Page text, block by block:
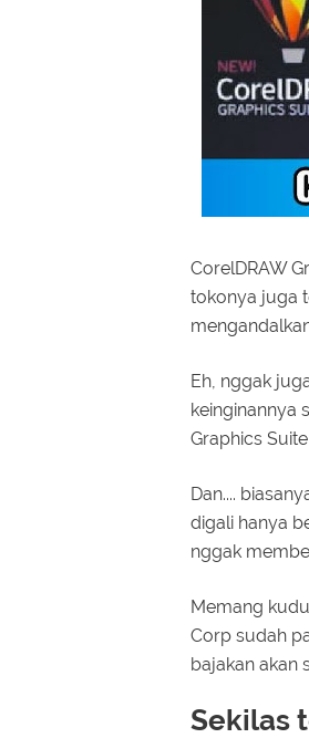
CorelDRAW
tokonya juga
Eh, nggak
keinginannya
Graphics
Dan....
digali hanya
nggak
Memang
Corp sudah
bajakan akan
Sekilas